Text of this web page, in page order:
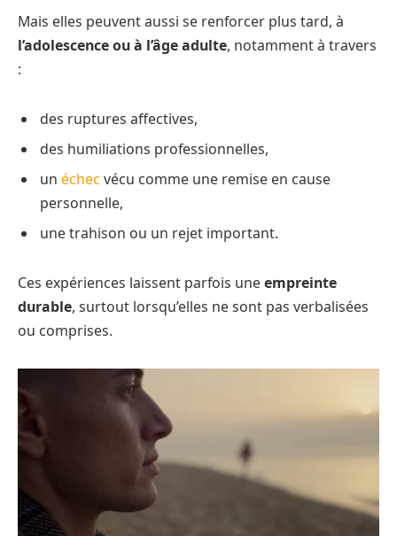
Mais elles peuvent aussi se renforcer plus tard, à
l’adolescence ou à l’âge adulte, notamment à travers
:
des ruptures affectives,
des humiliations professionnelles,
un échec vécu comme une remise en cause
personnelle,
une trahison ou un rejet important.
Ces expériences laissent parfois uneempreinte
durable, surtout lorsqu’elles ne sont pas verbalisées
ou comprises.